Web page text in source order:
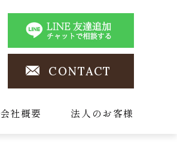
CONTACT
会社概要 法人のお客様